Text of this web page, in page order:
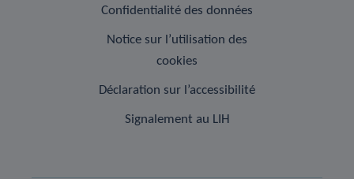
Confidentialité des données
Notice sur l’utilisation des
cookies
Déclaration sur l’accessibilité
Signalement au LIH